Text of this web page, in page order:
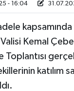
- 16:04
Kemal
katılım